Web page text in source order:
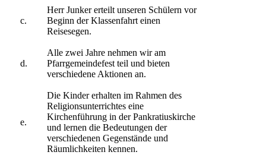
c.
Herr Junker erteilt unseren Schülern vor
Beginn der Klassenfahrt einen
Reisesegen.
d.
Alle zwei Jahre nehmen wir am
Pfarrgemeindefest teil und bieten
verschiedene Aktionen an.
e.
Die Kinder erhalten im Rahmen des
Religionsunterrichtes eine
Kirchenführung in der Pankratiuskirche
und lernen die Bedeutungen der
verschiedenen Gegenstände und
Räumlichkeiten kennen.